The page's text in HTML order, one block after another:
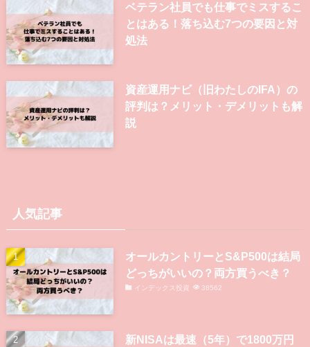
ベテラン社員でも仕事でミスするこ
とはある！落ち込む7つの要因と対
処法
資産運用ナビ（旧わたしのIFA）の
評判は？メリット・デメリットも解
説
人気記事
オールカントリーとS&P500は結局
どっちがいいの？両方買うべき？
インデックス投資 38562
新NISAは最速（5年）で1800万円